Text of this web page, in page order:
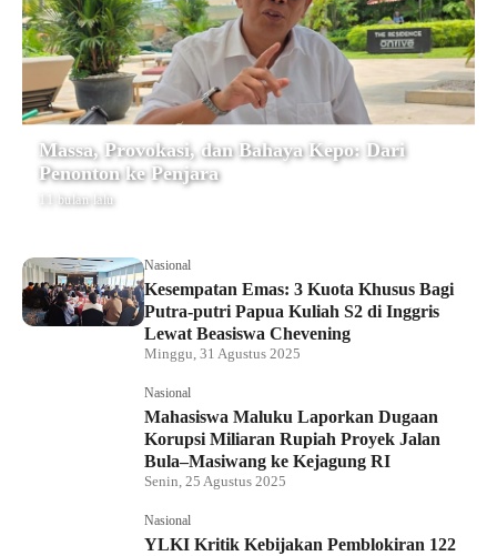
Massa, Provokasi, dan Bahaya Kepo: Dari
Penonton ke Penjara
11 bulan lalu
Nasional
Kesempatan Emas: 3 Kuota Khusus Bagi
Putra-putri Papua Kuliah S2 di Inggris
Lewat Beasiswa Chevening
Minggu, 31 Agustus 2025
Nasional
Mahasiswa Maluku Laporkan Dugaan
Korupsi Miliaran Rupiah Proyek Jalan
Bula–Masiwang ke Kejagung RI
Senin, 25 Agustus 2025
Nasional
YLKI Kritik Kebijakan Pemblokiran 122